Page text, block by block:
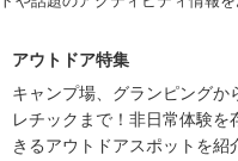
アウトドア特集
キャンプ場、グランピングか
レチックまで！非日常体験を
きるアウトドアスポットを紹